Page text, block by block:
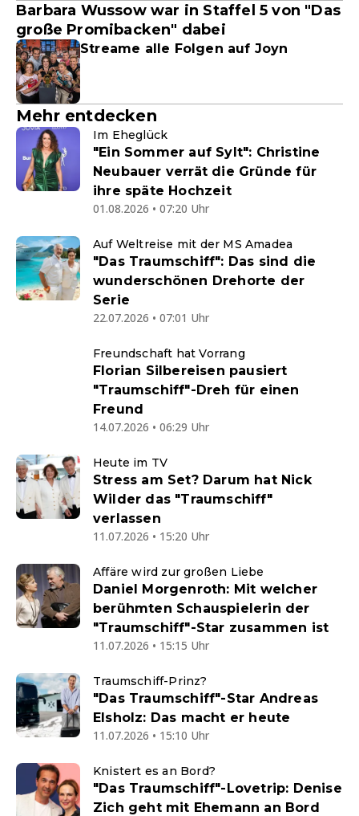
Barbara Wussow war in Staffel 5 von "Das
große Promibacken" dabei
Streame alle Folgen auf Joyn
Mehr entdecken
Im Eheglück
"Ein Sommer auf Sylt": Christine
Neubauer verrät die Gründe für
ihre späte Hochzeit
01.08.2026 • 07:20 Uhr
Auf Weltreise mit der MS Amadea
"Das Traumschiff": Das sind die
wunderschönen Drehorte der
Serie
22.07.2026 • 07:01 Uhr
Freundschaft hat Vorrang
Florian Silbereisen pausiert
"Traumschiff"-Dreh für einen
Freund
14.07.2026 • 06:29 Uhr
Heute im TV
Stress am Set? Darum hat Nick
Wilder das "Traumschiff"
verlassen
11.07.2026 • 15:20 Uhr
Affäre wird zur großen Liebe
Daniel Morgenroth: Mit welcher
berühmten Schauspielerin der
"Traumschiff"-Star zusammen ist
11.07.2026 • 15:15 Uhr
Traumschiff-Prinz?
"Das Traumschiff"-Star Andreas
Elsholz: Das macht er heute
11.07.2026 • 15:10 Uhr
Knistert es an Bord?
"Das Traumschiff"-Lovetrip: Denise
Zich geht mit Ehemann an Bord